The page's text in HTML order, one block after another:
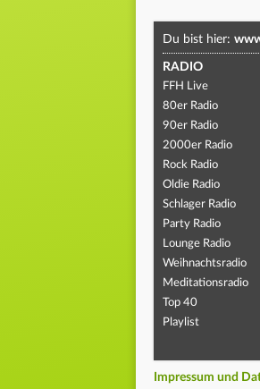
Du bist hier:
RADIO
FFH Live
80er Radio
90er Radio
2000er Radio
Rock Radio
Oldie Radio
Schlager Radio
Party Radio
Lounge Radio
Weihnachtsradio
Meditationsradio
Top 40
Playlist
Impressum und